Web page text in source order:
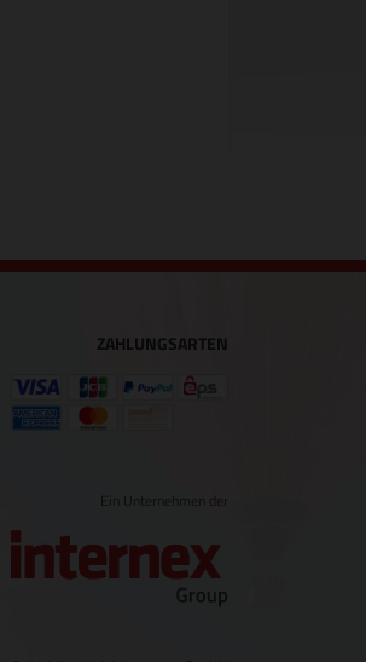
ZAHLUNGSARTEN
Ein Unternehmen der